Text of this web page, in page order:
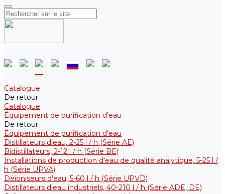
Catalogue
De retour
Catalogue
Équipement de purification d'eau
De retour
Équipement de purification d'eau
Distillateurs d'eau, 2-25 l / h (Série АE)
Bidistillateurs, 2-12 l / h (Série BE)
Installations de production d'eau de qualité analytique, 5-25 l /
h (Série UPVA)
Déioniseurs d'eau, 5-60 l / h (Série UPVD)
Distillateurs d'eau industriels, 40-210 l / h (Série ADE, DE)